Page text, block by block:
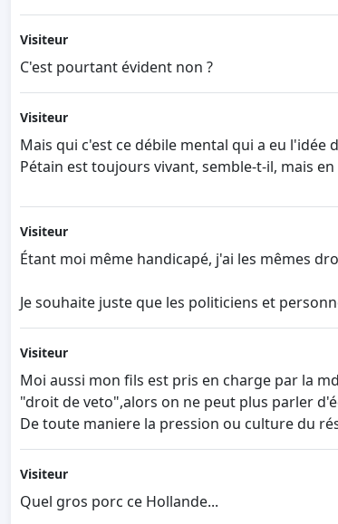
Visiteur
C'est pourtant évident non ?
Visiteur
Mais qui c'est ce débile mental qui a eu
Pétain est toujours vivant, semble-t-il, mais
Visiteur
Étant moi même handicapé, j'ai les mêmes
Je souhaite juste que les politiciens et
Visiteur
Moi aussi mon fils est pris en charge par la
"droit de veto",alors on ne peut plus parler
De toute maniere la pression ou culture du
Visiteur
Quel gros porc ce Hollande...